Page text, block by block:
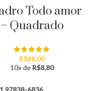
Todo amor
– Quadrado
R$88,00
10x de R$8,80
97838-6836